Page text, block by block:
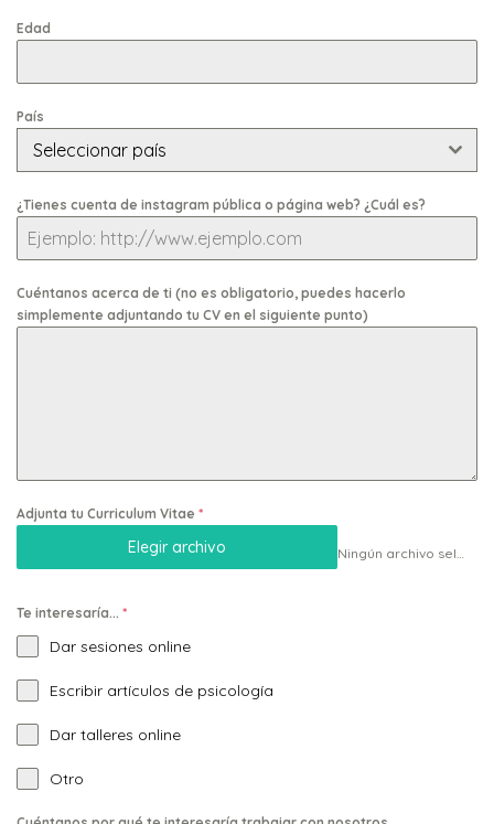
Edad
País
Seleccionar país
¿Tienes cuenta de instagram pública o página web? ¿Cuál es?
Cuéntanos acerca de ti (no es obligatorio, puedes hacerlo
simplemente adjuntando tu CV en el siguiente punto)
Adjunta tu Curriculum Vitae *
Elegir archivo
Te interesaría... *
Dar sesiones online
Escribir artículos de psicología
Dar talleres online
Otro